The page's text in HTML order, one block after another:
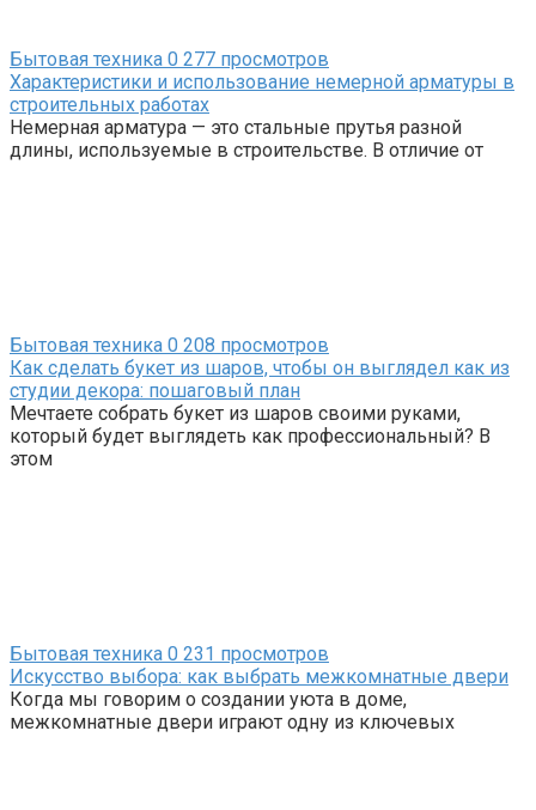
Бытовая техника 0 277 просмотров
Характеристики и использование немерной арматуры в
строительных работах
Немерная арматура — это стальные прутья разной
длины, используемые в строительстве. В отличие от
Бытовая техника 0 208 просмотров
Как сделать букет из шаров, чтобы он выглядел как из
студии декора: пошаговый план
Мечтаете собрать букет из шаров своими руками,
который будет выглядеть как профессиональный? В
этом
Бытовая техника 0 231 просмотров
Искусство выбора: как выбрать межкомнатные двери
Когда мы говорим о создании уюта в доме,
межкомнатные двери играют одну из ключевых